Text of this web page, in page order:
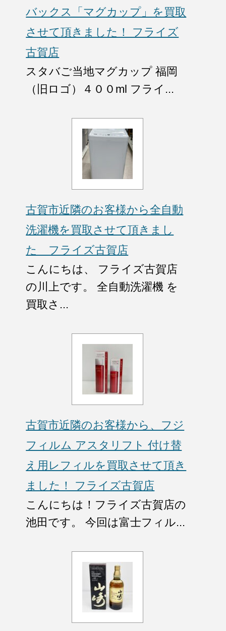
バックス「マグカップ」を買取
させて頂きました！ フライズ
古賀店
スタバご当地マグカップ 福岡
（旧ロゴ）４００ml フライ...
古賀市近隣のお客様から全自動
洗濯機を買取させて頂きまし
た フライズ古賀店
こんにちは、 フライズ古賀店
の川上です。 全自動洗濯機 を
買取さ...
古賀市近隣のお客様から、フジ
フィルム アスタリフト 付け替
え用レフィルを買取させて頂き
ました！ フライズ古賀店
こんにちは！フライズ古賀店の
池田です。 今回は富士フィル...